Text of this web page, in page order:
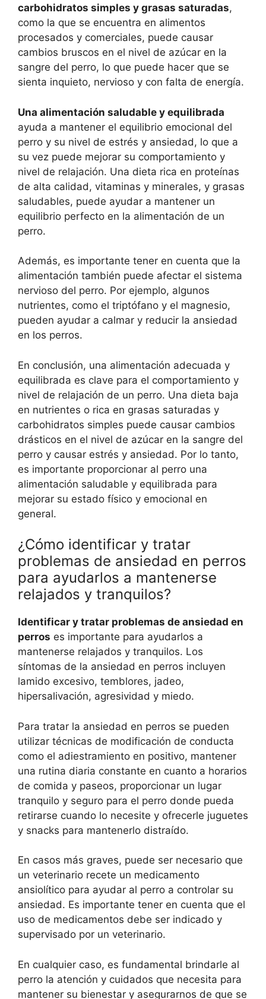
carbohidratos simples y grasas saturadas,
como la que se encuentra en alimentos
procesados y comerciales, puede causar
cambios bruscos en el nivel de azúcar en la
sangre del perro, lo que puede hacer que se
sienta inquieto, nervioso y con falta de energía.
Una alimentación saludable y equilibrada
ayuda a mantener el equilibrio emocional del
perro y su nivel de estrés y ansiedad, lo que a
su vez puede mejorar su comportamiento y
nivel de relajación. Una dieta rica en proteínas
de alta calidad, vitaminas y minerales, y grasas
saludables, puede ayudar a mantener un
equilibrio perfecto en la alimentación de un
perro.
Además, es importante tener en cuenta que la
alimentación también puede afectar el sistema
nervioso del perro. Por ejemplo, algunos
nutrientes, como el triptófano y el magnesio,
pueden ayudar a calmar y reducir la ansiedad
en los perros.
En conclusión, una alimentación adecuada y
equilibrada es clave para el comportamiento y
nivel de relajación de un perro. Una dieta baja
en nutrientes o rica en grasas saturadas y
carbohidratos simples puede causar cambios
drásticos en el nivel de azúcar en la sangre del
perro y causar estrés y ansiedad. Por lo tanto,
es importante proporcionar al perro una
alimentación saludable y equilibrada para
mejorar su estado físico y emocional en
general.
¿Cómo identificar y tratar
problemas de ansiedad en perros
para ayudarlos a mantenerse
relajados y tranquilos?
Identificar y tratar problemas de ansiedad en
perros es importante para ayudarlos a
mantenerse relajados y tranquilos. Los
síntomas de la ansiedad en perros incluyen
lamido excesivo, temblores, jadeo,
hipersalivación, agresividad y miedo.
Para tratar la ansiedad en perros se pueden
utilizar técnicas de modificación de conducta
como el adiestramiento en positivo, mantener
una rutina diaria constante en cuanto a horarios
de comida y paseos, proporcionar un lugar
tranquilo y seguro para el perro donde pueda
retirarse cuando lo necesite y ofrecerle juguetes
y snacks para mantenerlo distraído.
En casos más graves, puede ser necesario que
un veterinario recete un medicamento
ansiolítico para ayudar al perro a controlar su
ansiedad. Es importante tener en cuenta que el
uso de medicamentos debe ser indicado y
supervisado por un veterinario.
En cualquier caso, es fundamental brindarle al
perro la atención y cuidados que necesita para
mantener su bienestar y asegurarnos de que se